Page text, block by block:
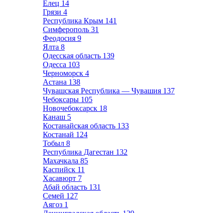
Елец 14
Грязи 4
Республика Крым 141
Симферополь 31
Феодосия 9
Ялта 8
Одесская область 139
Одесса 103
Черноморск 4
Астана 138
Чувашская Республика — Чувашия 137
Чебоксары 105
Новочебоксарск 18
Канаш 5
Костанайская область 133
Костанай 124
Тобыл 8
Республика Дагестан 132
Махачкала 85
Каспийск 11
Хасавюрт 7
Абай область 131
Семей 127
Аягоз 1